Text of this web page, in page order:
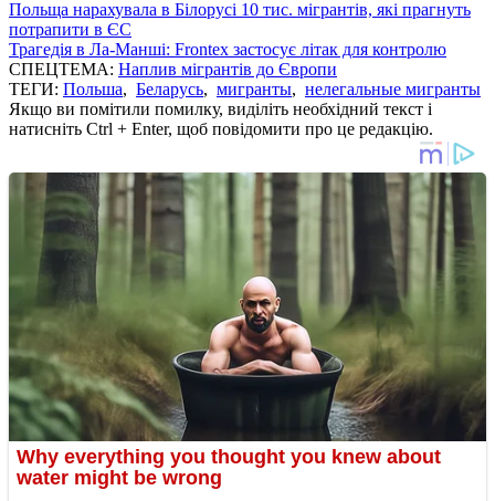
Польща нарахувала в Білорусі 10 тис. мігрантів, які прагнуть
потрапити в ЄС
Трагедія в Ла-Манші: Frontex застосує літак для контролю
СПЕЦТЕМА: Наплив мігрантів до Європи
ТЕГИ: Польша, Беларусь, мигранты, нелегальные мигранты
Якщо ви помітили помилку, виділіть необхідний текст і
натисніть Ctrl + Enter, щоб повідомити про це редакцію.